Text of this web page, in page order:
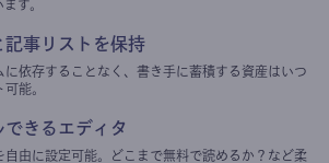
す。
記事リストを保持
に依存することなく、書き手に蓄積する資産はいつ
能。
できるエディタ
自由に設定可能。どこまで無料で読めるか？など柔